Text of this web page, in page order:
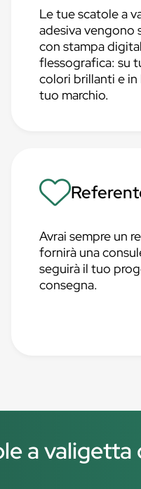
Le tue scatole a
adesiva vengono
con stampa
flessografica: su
colori brillanti e in
tuo marchio.
Avrai sempre un
fornirà una
seguirà il tuo
consegna.
a valigetta